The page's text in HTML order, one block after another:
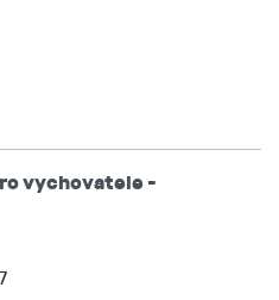
vychovatele -